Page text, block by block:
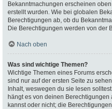
Bekanntmachungen erscheinen
erstellt wurden. Wie bei globalen
Berechtigungen ab, ob du
Die Berechtigungen werden von der
Nach oben
Was sind wichtige Themen?
Wichtige Themen eines Forums
sind nur auf der ersten Seite zu
Inhalt, weswegen du sie lesen
hängt es von deinen
kannst oder nicht; die